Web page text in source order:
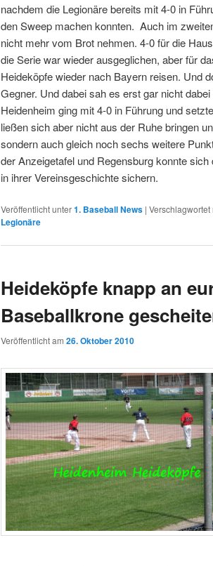
nachdem die Legionäre bereits mit 4-0 in
den Sweep machen konnten. Auch im
nicht mehr vom Brot nehmen. 4-0 für die
die Serie war wieder ausgeglichen, aber für
Heideköpfe wieder nach Bayern reisen. Und
Gegner. Und dabei sah es erst gar nicht
Heidenheim ging mit 4-0 in Führung und
ließen sich aber nicht aus der Ruhe bringen
sondern auch gleich noch sechs weitere
der Anzeigetafel und Regensburg konnte
in ihrer Vereinsgeschichte sichern.
Veröffentlicht unter1. Baseball News | Verschlagwortet
Legionäre
Heideköpfe knapp an
Baseballkrone
Veröffentlicht am 26. Oktober 2010